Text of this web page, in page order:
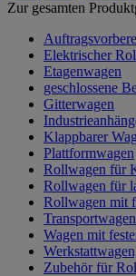
Zur gesamten
Elektrischer
Etagenwagen
geschlossene
Gitterwagen
Klappbarer
Plattformwagen
Rollwagen für
Rollwagen für
Rollwagen mit
Wagen mit
Zubehör für